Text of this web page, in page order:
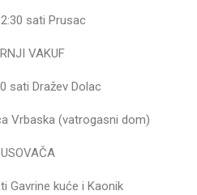
sati Prusac
VAKUF
sati Dražev Dolac
Vrbaska (vatrogasni dom)
Gavrine kuće i Kaonik